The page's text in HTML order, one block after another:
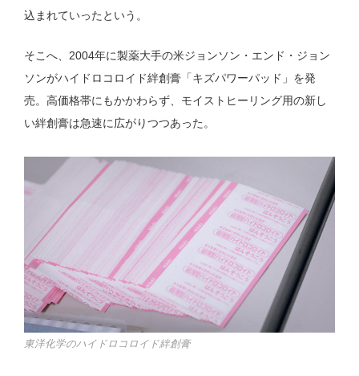
込まれていったという。
そこへ、2004年に製薬大手の米ジョンソン・エンド・ジョン
ソンがハイドロコロイド絆創膏「キズパワーパッド」を発
売。高価格帯にもかかわらず、モイストヒーリング用の新し
い絆創膏は急速に広がりつつあった。
東洋化学のハイドロコロイド絆創膏